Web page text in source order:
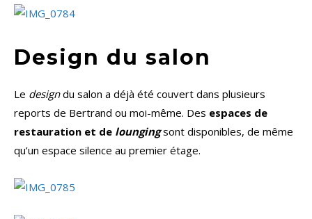
Design du salon
Le designdu salon a déjà été couvert dans plusieurs
reports de Bertrand ou moi-même. Des espaces de
restauration et de loungingsont disponibles, de même
qu’un espace silence au premier étage.